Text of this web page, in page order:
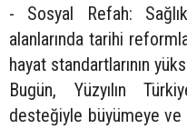
- Sosyal Refah:
alanlarında tarihi
hayat standartlarının
Bugün, Yüzyılın
desteğiyle büyümeye ve